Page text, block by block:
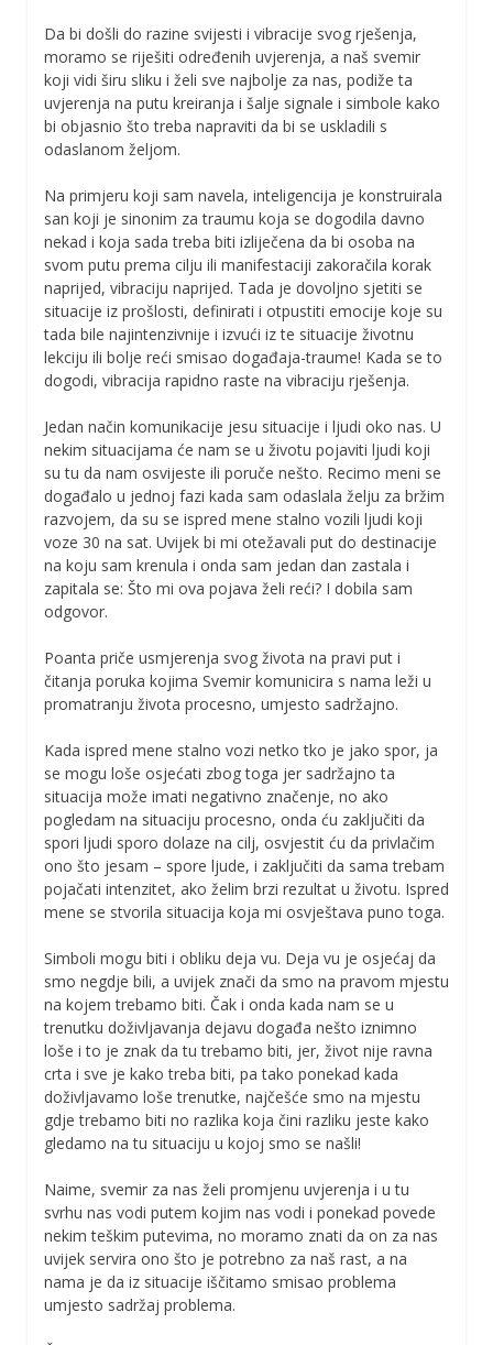
Da bi došli do razine svijesti i vibracije svog rješenja,
moramo se riješiti određenih uvjerenja, a naš svemir
koji vidi širu sliku i želi sve najbolje za nas, podiže ta
uvjerenja na putu kreiranja i šalje signale i simbole kako
bi objasnio što treba napraviti da bi se uskladili s
odaslanom željom.
Na primjeru koji sam navela, inteligencija je konstruirala
san koji je sinonim za traumu koja se dogodila davno
nekad i koja sada treba biti izliječena da bi osoba na
svom putu prema cilju ili manifestaciji zakoračila korak
naprijed, vibraciju naprijed. Tada je dovoljno sjetiti se
situacije iz prošlosti, definirati i otpustiti emocije koje su
tada bile najintenzivnije i izvući iz te situacije životnu
lekciju ili bolje reći smisao događaja-traume! Kada se to
dogodi, vibracija rapidno raste na vibraciju rješenja.
Jedan način komunikacije jesu situacije i ljudi oko nas. U
nekim situacijama će nam se u životu pojaviti ljudi koji
su tu da nam osvijeste ili poruče nešto. Recimo meni se
događalo u jednoj fazi kada sam odaslala želju za bržim
razvojem, da su se ispred mene stalno vozili ljudi koji
voze 30 na sat. Uvijek bi mi otežavali put do destinacije
na koju sam krenula i onda sam jedan dan zastala i
zapitala se: Što mi ova pojava želi reći? I dobila sam
odgovor.
Poanta priče usmjerenja svog života na pravi put i
čitanja poruka kojima Svemir komunicira s nama leži u
promatranju života procesno, umjesto sadržajno.
Kada ispred mene stalno vozi netko tko je jako spor, ja
se mogu loše osjećati zbog toga jer sadržajno ta
situacija može imati negativno značenje, no ako
pogledam na situaciju procesno, onda ću zaključiti da
spori ljudi sporo dolaze na cilj, osvjestit ću da privlačim
ono što jesam – spore ljude, i zaključiti da sama trebam
pojačati intenzitet, ako želim brzi rezultat u životu. Ispred
mene se stvorila situacija koja mi osvještava puno toga.
Simboli mogu biti i obliku deja vu. Deja vu je osjećaj da
smo negdje bili, a uvijek znači da smo na pravom mjestu
na kojem trebamo biti. Čak i onda kada nam se u
trenutku doživljavanja dejavu događa nešto iznimno
loše i to je znak da tu trebamo biti, jer, život nije ravna
crta i sve je kako treba biti, pa tako ponekad kada
doživljavamo loše trenutke, najčešće smo na mjestu
gdje trebamo biti no razlika koja čini razliku jeste kako
gledamo na tu situaciju u kojoj smo se našli!
Naime, svemir za nas želi promjenu uvjerenja i u tu
svrhu nas vodi putem kojim nas vodi i ponekad povede
nekim teškim putevima, no moramo znati da on za nas
uvijek servira ono što je potrebno za naš rast, a na
nama je da iz situacije iščitamo smisao problema
umjesto sadržaj problema.